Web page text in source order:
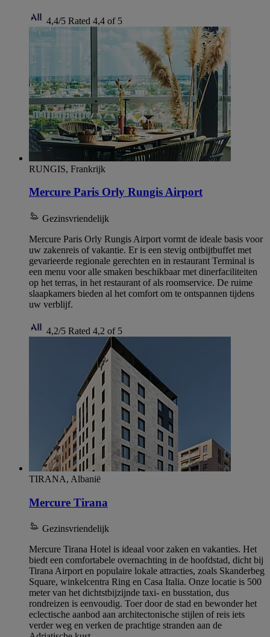
4,4/5 Rated 4,4 of 5
RUNGIS, Frankrijk
Mercure Paris Orly Rungis Airport
Gezinsvriendelijk
Mercure Paris Orly Rungis Airport vormt de ideale basis voor
uw zakenreis of vakantie. Er is een stevig ontbijtbuffet met
gevarieerde regionale gerechten en in restaurant Terminal is
een menu voor alle smaken beschikbaar met dinerfaciliteiten
op het terras, in het restaurant of als roomservice. De ruime
slaapkamers bieden al het comfort om te ontspannen tijdens
uw verblijf.
4,2/5 Rated 4,2 of 5
TIRANA, Albanië
Mercure Tirana
Gezinsvriendelijk
Mercure Tirana Hotel is ideaal voor zaken en vakanties. Het
biedt een comfortabele overnachting in de hoofdstad, dicht bij
Tirana Airport en populaire lokale attracties, zoals Skanderbeg
Square, winkelcentra Ring en Casa Italia. Onze locatie is 500
meter van het dichtstbijzijnde taxi- en busstation, dus
rondreizen is eenvoudig. Toer door de stad en bewonder het
eclectische aanbod aan architectonische stijlen of reis iets
verder weg en verken de prachtige stranden aan de